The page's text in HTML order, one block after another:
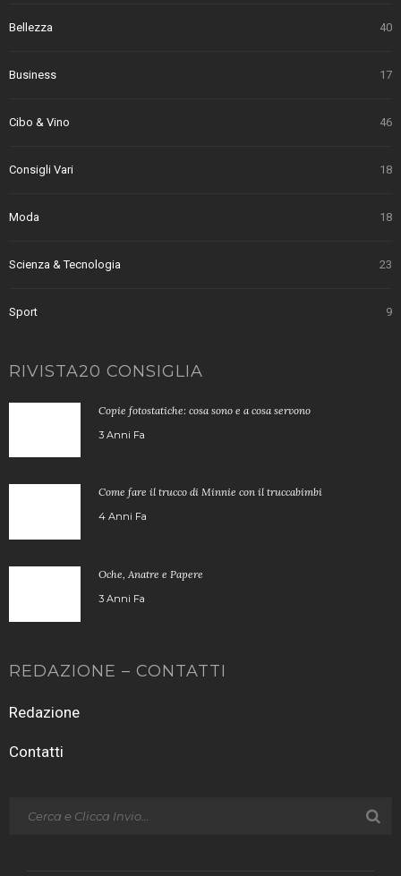
Bellezza 40
Business 17
Cibo & Vino 46
Consigli Vari 18
Moda 18
Scienza & Tecnologia 23
Sport 9
RIVISTA20 CONSIGLIA
Copie fotostatiche: cosa sono e a cosa servono
3 Anni Fa
Come fare il trucco di Minnie con il truccabimbi
4 Anni Fa
Oche, Anatre e Papere
3 Anni Fa
REDAZIONE – CONTATTI
Redazione
Contatti